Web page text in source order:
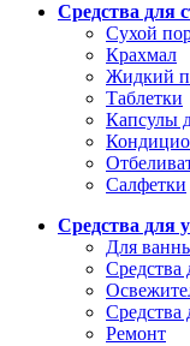
Средства для
Сухой
Крахмал
Жидкий
Таблетки
Капсулы
Салфетки
Средства для
Для
Средства
Средства
Ремонт